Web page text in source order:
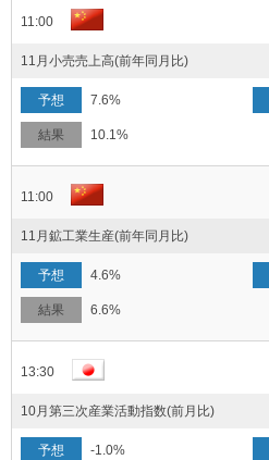
11:00
11月小売売上高(前年同月比)
7.6%
10.1%
11:00
11月鉱工業生産(前年同月比)
4.6%
6.6%
13:30
10月第三次産業活動指数(前月比)
-1.0%